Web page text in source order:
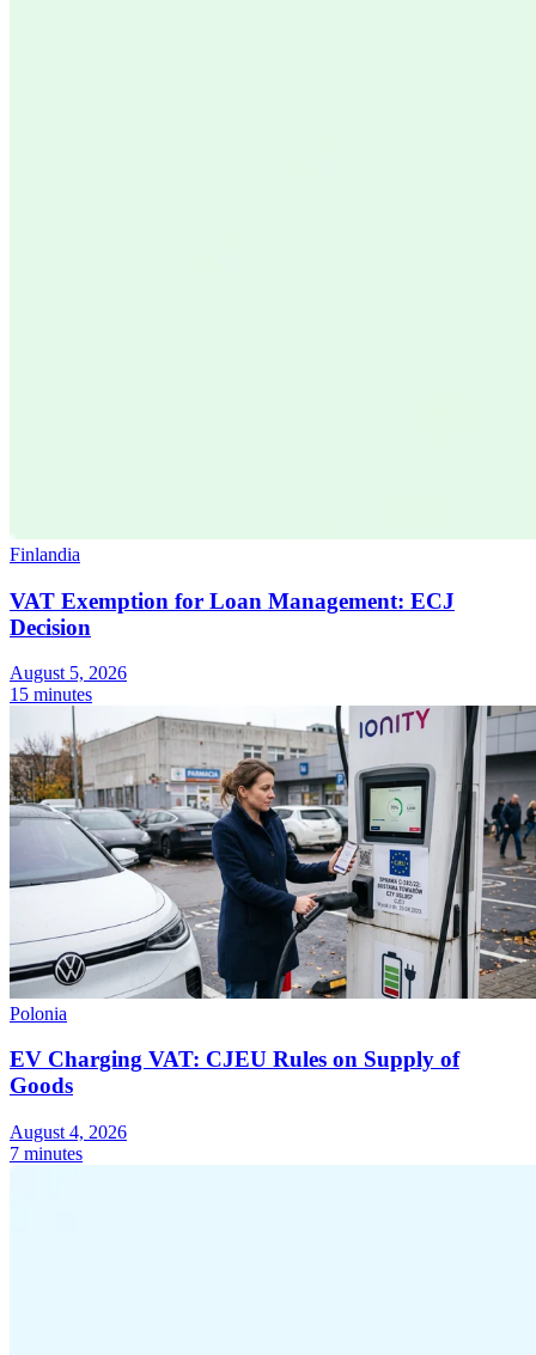
Finlandia
VAT Exemption for Loan Management: ECJ
Decision
August 5, 2026
15 minutes
Polonia
EV Charging VAT: CJEU Rules on Supply of
Goods
August 4, 2026
7 minutes